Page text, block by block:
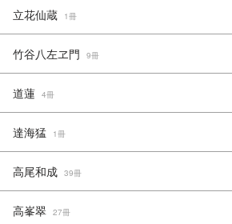
立花仙蔵 1冊
竹谷八左ヱ門 9冊
道蓮 4冊
達海猛 1冊
高尾和成 39冊
高峯翠 27冊